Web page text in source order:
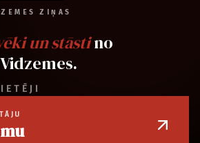
ZIŅAS
un stāstino